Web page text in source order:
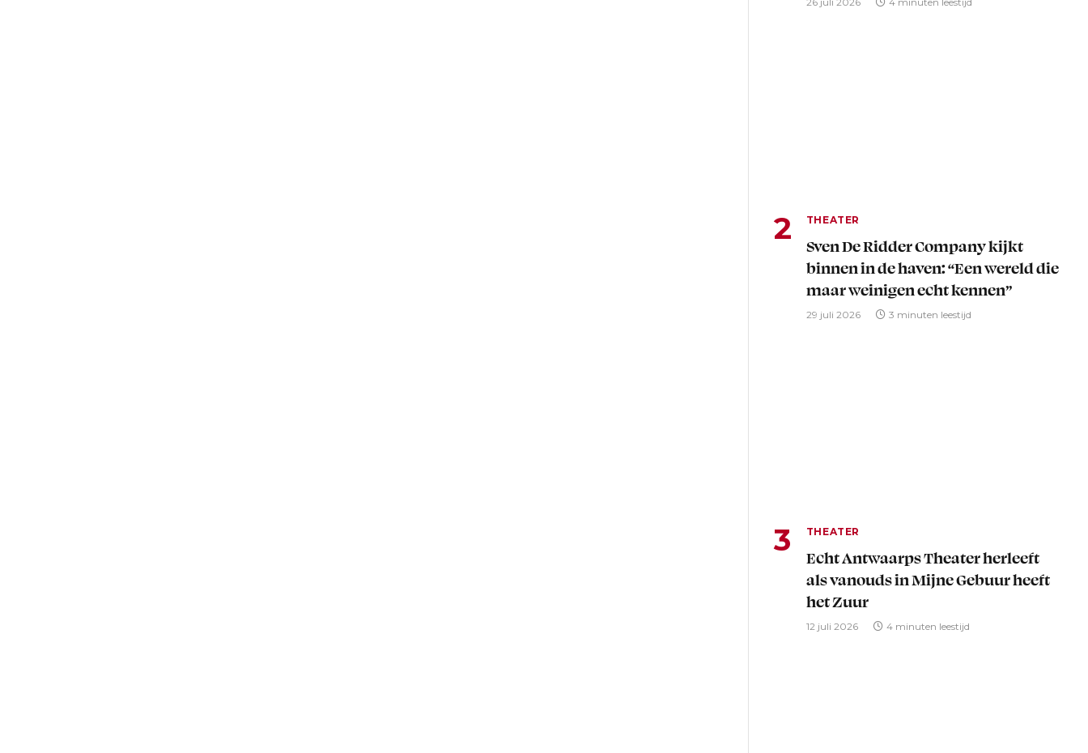
THEATER
Sven De Ridder Company kijkt
binnen in de haven: “Een wereld die
maar weinigen echt kennen”
29 juli 2026 3 minuten leestijd
THEATER
Echt Antwaarps Theater herleeft
als vanouds in Mijne Gebuur heeft
het Zuur
12 juli 2026 4 minuten leestijd